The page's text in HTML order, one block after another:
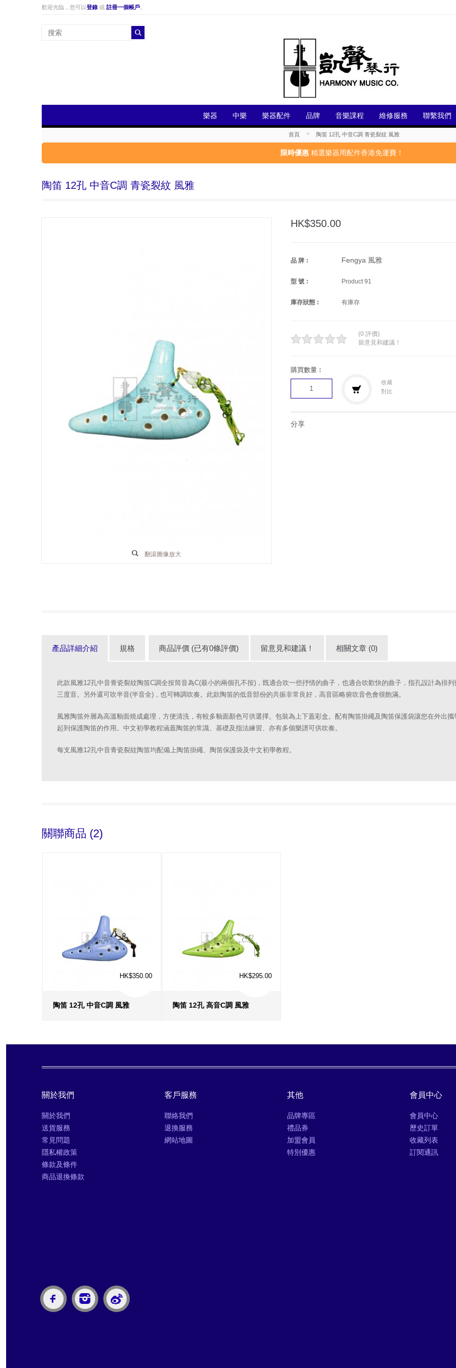
歡迎光臨，您可以登錄 或 註冊一個帳戶
樂器 中樂 樂器配件 品牌 音樂課程 維修服務 聯繫我們
首頁 » 陶笛 12孔 中音C調 青瓷裂紋 風雅
限時優惠 精選樂器用配件香港免運費！
陶笛 12孔 中音C調 青瓷裂紋 風雅
翻滾圖像放大
HK$350.00
品 牌︰ Fengya 風雅
型 號︰ Product 91
庫存狀態︰ 有庫存
(0 評價)
留意見和建議！
購買數量︰
收藏
對比
分享
產品詳細介紹 規格 商品評價 (已有0條評價) 留意見和建議！ 相關文章 (0)
此款風雅12孔中音青瓷裂紋陶笛C調全按筒音為C(最小的兩個孔不按)，既適合吹一些抒情的曲子，也適合吹歡快的曲子，指孔設計為排
三度音。另外還可吹半音(半音全)，也可轉調吹奏。此款陶笛的低音部份的共振非常良好，高音區略俯吹音色會很飽滿。
風雅陶笛外層為高溫釉面燒成處理，方便清洗，有較多釉面顏色可供選擇。包裝為上下蓋彩盒。配有陶笛掛繩及陶笛保護袋讓您在外出攜
起到保護陶笛的作用。中文初學教程涵蓋陶笛的常識、基礎及指法練習、亦有多個樂譜可供吹奏。
每支風雅12孔中音青瓷裂紋陶笛均配備上陶笛掛繩、陶笛保護袋及中文初學教程。
關聯商品 (2)
陶笛 12孔 中音C調 風雅
收藏 ›
HK$350.00
陶笛 12孔 高音C調 風雅
收藏 ›
HK$295.00
關於我們
關於我們
送貨服務
常見問題
隱私權政策
條款及條件
商品退換條款
客戶服務
聯絡我們
退換服務
網站地圖
其他
品牌專區
禮品券
加盟會員
特別優惠
會員中心
會員中心
歷史訂單
收藏列表
訂閱通訊